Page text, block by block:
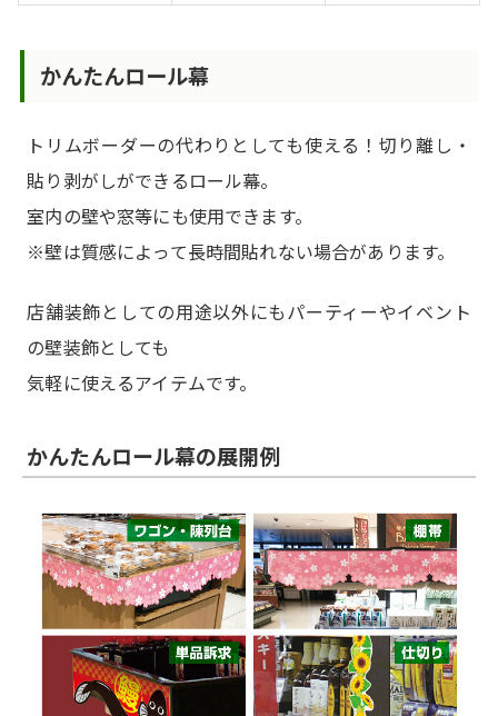
かんたんロール幕
トリムボーダーの代わりとしても使える！切り離し・
貼り剥がしができるロール幕。
室内の壁や窓等にも使用できます。
※壁は質感によって長時間貼れない場合があります。
店舗装飾としての用途以外にもパーティーやイベント
の壁装飾としても
気軽に使えるアイテムです。
かんたんロール幕の展開例